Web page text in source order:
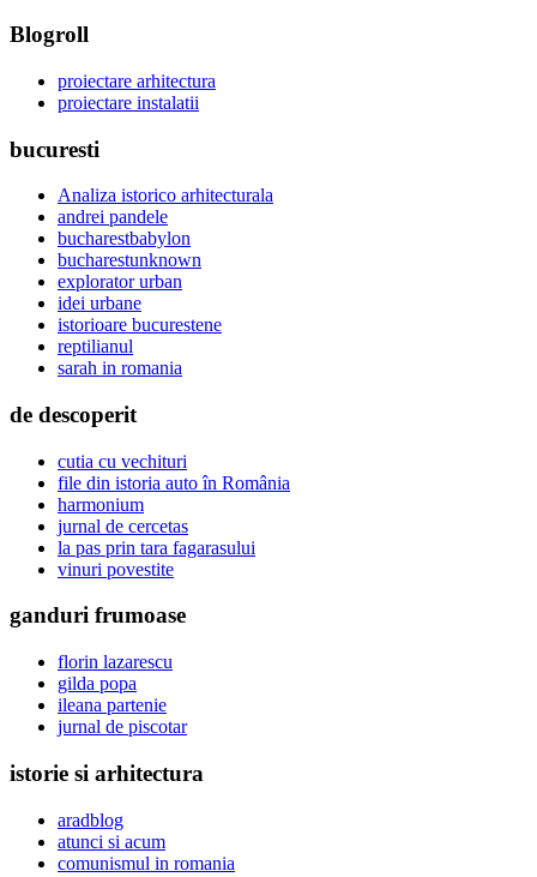
Blogroll
proiectare arhitectura
proiectare instalatii
bucuresti
Analiza istorico arhitecturala
andrei pandele
bucharestbabylon
bucharestunknown
explorator urban
idei urbane
istorioare bucurestene
reptilianul
sarah in romania
de descoperit
cutia cu vechituri
file din istoria auto în România
harmonium
jurnal de cercetas
la pas prin tara fagarasului
vinuri povestite
ganduri frumoase
florin lazarescu
gilda popa
ileana partenie
jurnal de piscotar
istorie si arhitectura
aradblog
atunci si acum
comunismul in romania